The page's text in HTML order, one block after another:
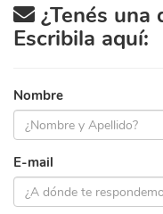
¿Tenés una
Escribila aquí:
Nombre
E-mail